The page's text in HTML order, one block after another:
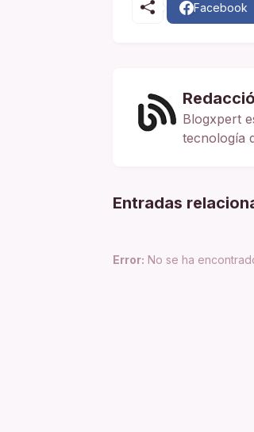
Facebook
Blogxpert
tecnología
Entradas
Error: No se ha